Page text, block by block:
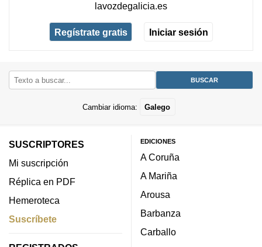
lavozdegalicia.es
Regístrate gratis Iniciar sesión
Cambiar idioma: Galego
SUSCRIPTORES
Mi suscripción
Réplica en PDF
Hemeroteca
Suscríbete
EDICIONES
A Coruña
A Mariña
Arousa
Barbanza
Carballo